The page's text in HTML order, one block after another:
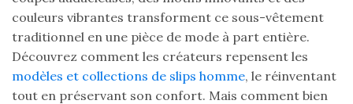
couleurs vibrantes transforment ce sous-vêtement
traditionnel en une pièce de mode à part entière.
Découvrez comment les créateurs repensent les
modèles et collections de slips homme, le réinventant
tout en préservant son confort. Mais comment bien